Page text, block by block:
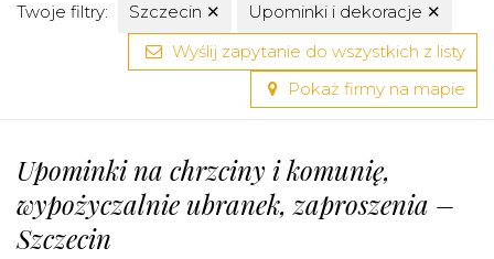
Twoje filtry: Szczecin ✕ Upominki i dekoracje ✕
Wyślij zapytanie do wszystkich z listy
Pokaż firmy na mapie
Upominki na chrzciny i komunię,
wypożyczalnie ubranek, zaproszenia –
Szczecin